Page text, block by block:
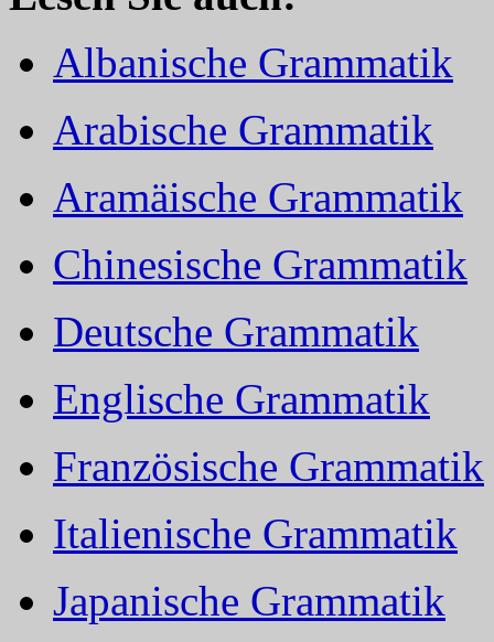
Albanische Grammatik
Arabische Grammatik
Aramäische Grammatik
Chinesische Grammatik
Deutsche Grammatik
Englische Grammatik
Französische Grammatik
Italienische Grammatik
Japanische Grammatik